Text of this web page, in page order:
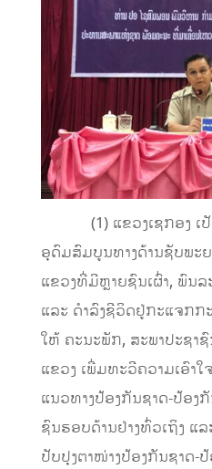
(1) ແຂວງເຊກອງ ເປັ
ອຸດົມສົມບູນທາງດ້ານຊັບພະ
ແຂວງທີ່ມີຫຼາຍຊົນເຜົ່າ, ພົນ
ແລະ ດໍາລົງຊີວິດຢູ່ກະແຈກກ
ໃຫ້ ຄະນະພັກ, ສະພາປະຊາ
ແຂວງ ເພີ່ມທະວີຄວາມເອົາ
ແນວທາງປ້ອງກັນຊາດ-ປ້ອງ
ຊົນຮອບດ້ານຢ່າງທົ່ວເຖິງ ແລ
ປັບປຸງຕາໜ່າງປ້ອງກັນຊາດ-